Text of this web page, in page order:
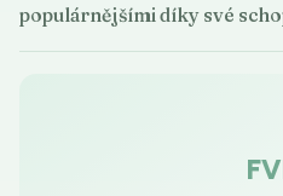
populárnějšími díky své